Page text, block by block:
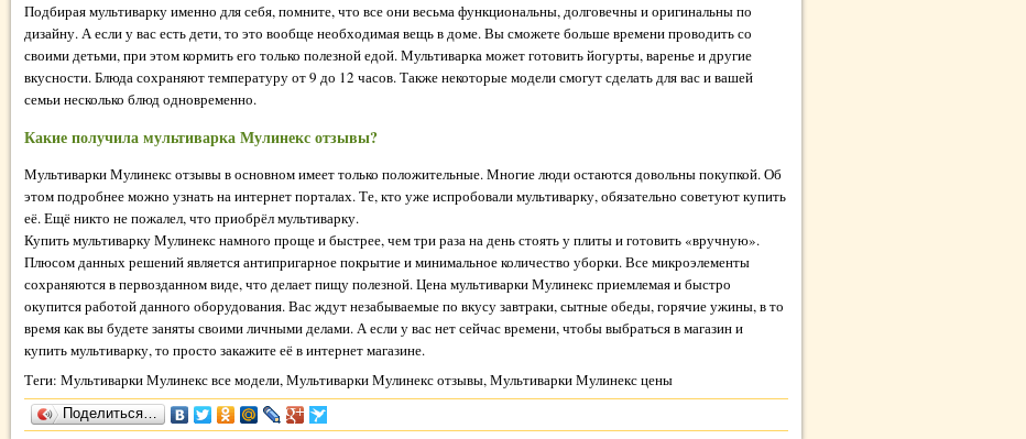
Подбирая мультиварку именно для себя, помните, что все они весьма функциональны, долговечны и оригинальны по
дизайну. А если у вас есть дети, то это вообще необходимая вещь в доме. Вы сможете больше времени проводить со
своими детьми, при этом кормить его только полезной едой. Мультиварка может готовить йогурты, варенье и другие
вкусности. Блюда сохраняют температуру от 9 до 12 часов. Также некоторые модели смогут сделать для вас и вашей
семьи несколько блюд одновременно.
Какие получила мультиварка Мулинекс отзывы?
Мультиварки Мулинекс отзывы в основном имеет только положительные. Многие люди остаются довольны покупкой. Об
этом подробнее можно узнать на интернет порталах. Те, кто уже испробовали мультиварку, обязательно советуют купить
её. Ещё никто не пожалел, что приобрёл мультиварку.
Купить мультиварку Мулинекс намного проще и быстрее, чем три раза на день стоять у плиты и готовить «вручную».
Плюсом данных решений является антипригарное покрытие и минимальное количество уборки. Все микроэлементы
сохраняются в первозданном виде, что делает пищу полезной. Цена мультиварки Мулинекс приемлемая и быстро
окупится работой данного оборудования. Вас ждут незабываемые по вкусу завтраки, сытные обеды, горячие ужины, в то
время как вы будете заняты своими личными делами. А если у вас нет сейчас времени, чтобы выбраться в магазин и
купить мультиварку, то просто закажите её в интернет магазине.
Теги: Мультиварки Мулинекс все модели, Мультиварки Мулинекс отзывы, Мультиварки Мулинекс цены
Поделиться…